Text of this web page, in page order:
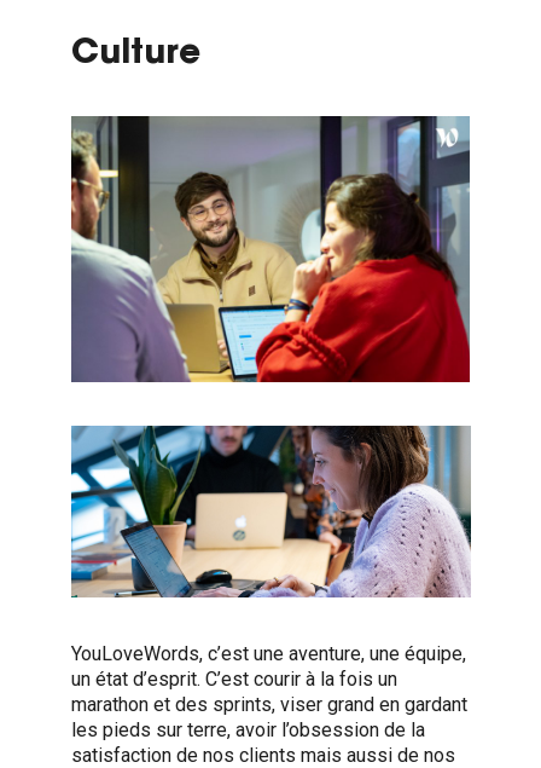
Culture
YouLoveWords, c’est une aventure, une équipe,
un état d’esprit. C’est courir à la fois un
marathon et des sprints, viser grand en gardant
les pieds sur terre, avoir l’obsession de la
satisfaction de nos clients mais aussi de nos